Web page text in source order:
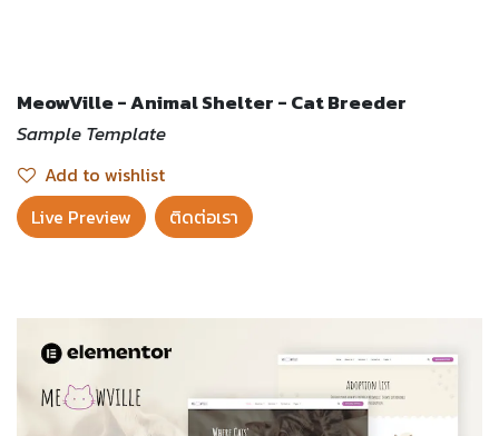
MeowVille - Animal Shelter - Cat Breeder
Sample Template
Add to wishlist
Live Preview​
ติดต่อเรา